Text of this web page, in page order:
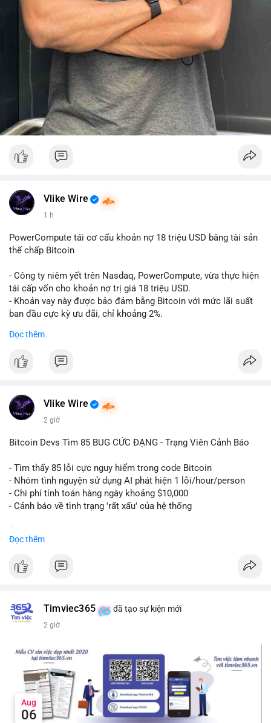
Vlike Wire
1 h
PowerCompute tái cơ cấu khoản nợ 18 triệu USD bằng tài sản
thế chấp Bitcoin
- Công ty niêm yết trên Nasdaq, PowerCompute, vừa thực hiện
tái cấp vốn cho khoản nợ trị giá 18 triệu USD.
- Khoản vay này được bảo đảm bằng Bitcoin với mức lãi suất
ban đầu cực kỳ ưu đãi, chỉ khoảng 2%.
ngày càng tin tưởng sử dụng BTC làm tài sản thế chấp để tối
$btc
#vlikevn #titanbot
📰 Nguồn: Cointelegraph
Đọc thêm
Vlike Wire
2 giờ
Bitcoin Devs Tìm 85 BUG CỨC ĐẠNG - Trạng Viên Cảnh Báo
- Tìm thấy 85 lỗi cực nguy hiểm trong code Bitcoin
- Nhóm tình nguyện sử dụng AI phát hiện 1 lỗi/hour/person
- Chi phí tính toán hàng ngày khoảng $10,000
- Cảnh báo về tình trạng 'rất xấu' của hệ thống
Đọc thêm
Timviec365 đã tạo sự kiện mới
2 giờ
Aug
06